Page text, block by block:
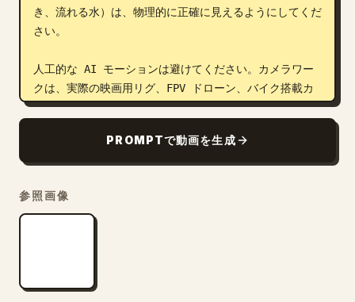
き、流れる水）は、物理的に正確に見えるようにしてくだ
さい。
人工的な AI モーションは避けてください。カメラワー
クは、実際の映画用リグ、FPV ドローン、バイク搭載カ
メラ、またはスタビライズされたトラッキングシステムの
ドローンショットは、ランダムなドリフトや旋回を避け、
い。
PROMPTで動画を生成
参照画像